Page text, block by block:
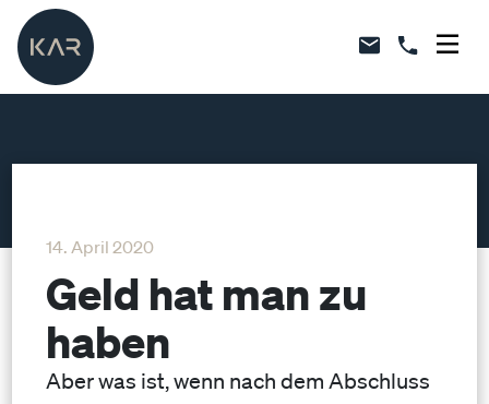
14. April 2020
Geld hat man zu
haben
Aber was ist, wenn nach dem Abschluss